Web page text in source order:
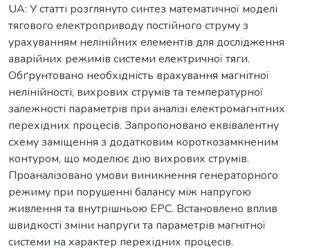
UA: У статті розглянуто синтез математичної моделі
тягового електроприводу постійного струму з
урахуванням нелінійних елементів для дослідження
аварійних режимів системи електричної тяги.
Обґрунтовано необхідність врахування магнітної
нелінійності, вихрових струмів та температурної
залежності параметрів при аналізі електромагнітних
перехідних процесів. Запропоновано еквівалентну
схему заміщення з додатковим короткозамкненим
контуром, що моделює дію вихрових струмів.
Проаналізовано умови виникнення генераторного
режиму при порушенні балансу між напругою
живлення та внутрішньою ЕРС. Встановлено вплив
швидкості зміни напруги та параметрів магнітної
системи на характер перехідних процесів.